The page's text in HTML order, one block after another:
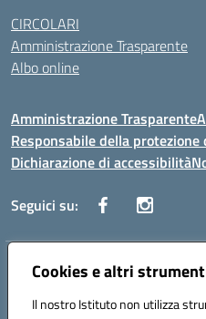
Cookies e altri
Il nostro Istituto non utilizza
CIRCOLARI
Amministrazione Trasparente
Albo online
Amministrazione Trasparente
Responsabile della
Dichiarazione di accessibilità
Seguici su:
Indirizzo:Corso Vittorio Emanuele,
Posta elettronica certificata (PEC):